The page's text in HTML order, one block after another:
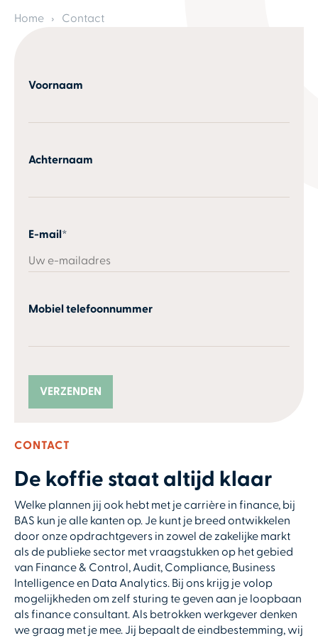
Home Contact
Voornaam
Achternaam
E-mail*
Mobiel telefoonnummer
CONTACT
De koffie staat altijd klaar
Welke plannen jij ook hebt met je carrière in finance, bij
BAS kun je alle kanten op. Je kunt je breed ontwikkelen
door onze opdrachtgevers in zowel de zakelijke markt
als de publieke sector met vraagstukken op het gebied
van Finance & Control, Audit, Compliance, Business
Intelligence en Data Analytics. Bij ons krijg je volop
mogelijkheden om zelf sturing te geven aan je loopbaan
als finance consultant. Als betrokken werkgever denken
we graag met je mee. Jij bepaalt de eindbestemming, wij